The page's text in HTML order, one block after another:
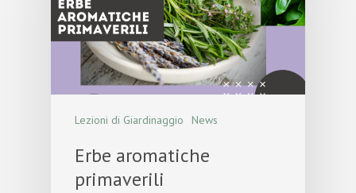
Lezioni di Giardinaggio News
Erbe aromatiche
primaverili